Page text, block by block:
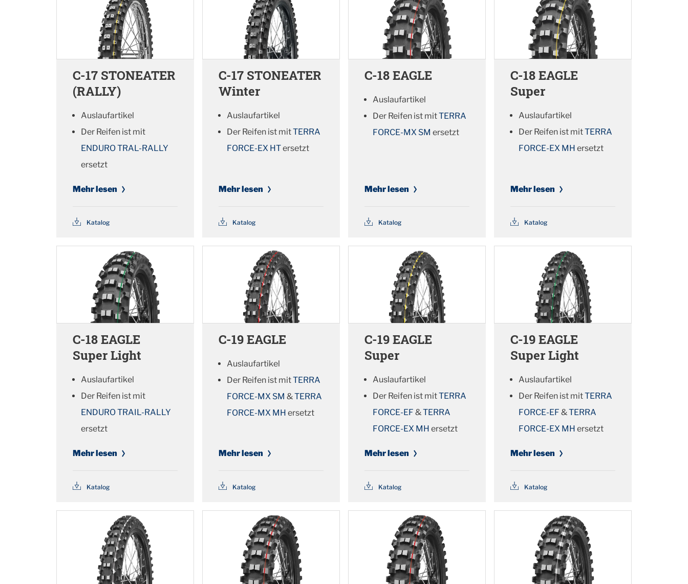
C-17 STONEATER
(RALLY)
Auslaufartikel
Der Reifen ist mit
ENDURO TRAL-RALLY
ersetzt
Mehr lesen
Katalog
C-17 STONEATER
Winter
Auslaufartikel
Der Reifen ist mitTERRA
FORCE-EX HTersetzt
Mehr lesen
Katalog
C-18 EAGLE
Auslaufartikel
Der Reifen ist mitTERRA
FORCE-MX SM ersetzt
Mehr lesen
Katalog
C-18 EAGLE
Super
Auslaufartikel
Der Reifen ist mitTERRA
FORCE-EX MH ersetzt
Mehr lesen
Katalog
C-18 EAGLE
Super Light
Auslaufartikel
Der Reifen ist mit
ENDURO TRAIL-RALLY
ersetzt
Mehr lesen
Katalog
C-19 EAGLE
Auslaufartikel
Der Reifen ist mitTERRA
FORCE-MX SM &TERRA
FORCE-MX MH ersetzt
Mehr lesen
Katalog
C-19 EAGLE
Super
Auslaufartikel
Der Reifen ist mitTERRA
FORCE-EF &TERRA
FORCE-EX MH ersetzt
Mehr lesen
Katalog
C-19 EAGLE
Super Light
Auslaufartikel
Der Reifen ist mitTERRA
FORCE-EF &TERRA
FORCE-EX MH ersetzt
Mehr lesen
Katalog